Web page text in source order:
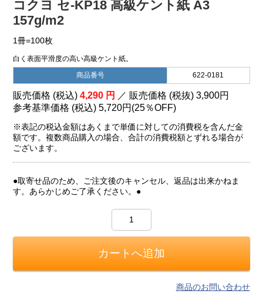
コクヨ セ-KP18 高級ケント紙 A3
157g/m2
1冊=100枚
白く表面平滑度の高い高級ケント紙。
商品番号 622-0181
販売価格 (税込)4,290 円 ／ 販売価格 (税抜)3,900円
参考基準価格 (税込)5,720円 (25％OFF)
※表記の税込金額はあくまで単価に対しての消費税を含んだ金
額です。複数商品購入の場合、合計の消費税額とずれる場合が
ございます。
●取寄せ品のため、ご注文後のキャンセル、返品は出来かねま
す。あらかじめご了承ください。●
商品のお問い合わせ